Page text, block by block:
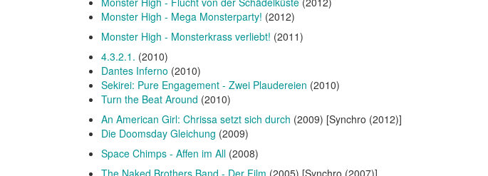
Monster High - Mega Monsterparty! (2012)
Monster High - Monsterkrass verliebt! (2011)
4.3.2.1. (2010)
Dantes Inferno (2010)
Sekirei: Pure Engagement - Zwei Plaudereien (2010)
Turn the Beat Around (2010)
An American Girl: Chrissa setzt sich durch (2009) [Synchro (2012)]
Die Doomsday Gleichung (2009)
Space Chimps - Affen im All (2008)
The Naked Brothers Band - Der Film (2005) [Synchro (2007)]